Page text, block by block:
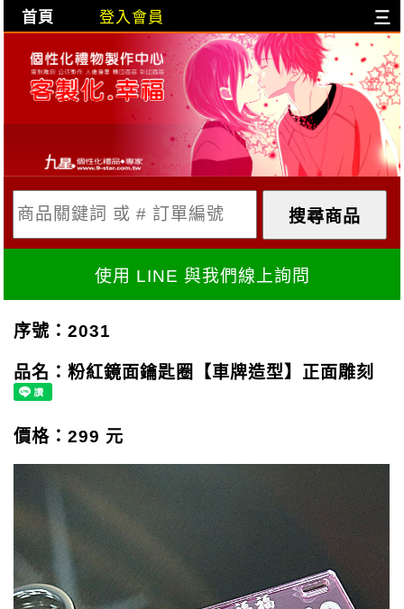
首頁 登入會員 三
購物車內容:
目前購物車是空的!
X
使用 LINE 與我們線上詢問